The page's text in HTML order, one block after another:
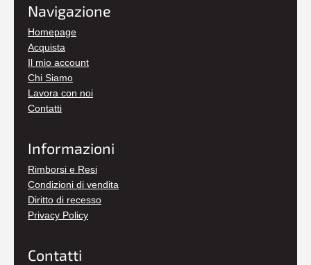
Navigazione
Homepage
Acquista
Il mio account
Chi Siamo
Lavora con noi
Contatti
Informazioni
Rimborsi e Resi
Condizioni di vendita
Diritto di recesso
Privacy Policy
Contatti